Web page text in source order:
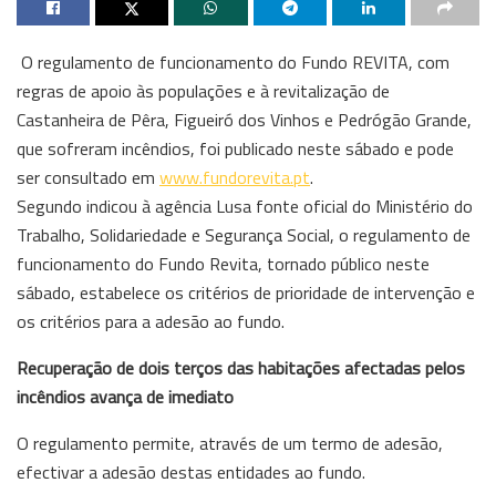
O regulamento de funcionamento do Fundo REVITA, com
regras de apoio às populações e à revitalização de
Castanheira de Pêra, Figueiró dos Vinhos e Pedrógão Grande,
que sofreram incêndios, foi publicado neste sábado e pode
ser consultado em www.fundorevita.pt.
Segundo indicou à agência Lusa fonte oficial do Ministério do
Trabalho, Solidariedade e Segurança Social, o regulamento de
funcionamento do Fundo Revita, tornado público neste
sábado, estabelece os critérios de prioridade de intervenção e
os critérios para a adesão ao fundo.
Recuperação de dois terços das habitações afectadas pelos
incêndios avança de imediato
O regulamento permite, através de um termo de adesão,
efectivar a adesão destas entidades ao fundo.